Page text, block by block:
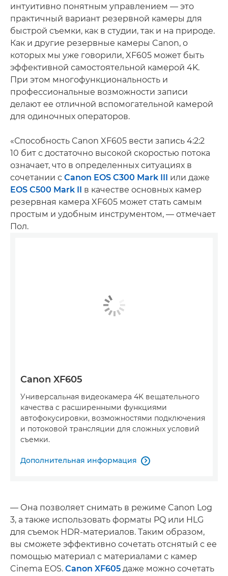
интуитивно понятным управлением — это
практичный вариант резервной камеры для
быстрой съемки, как в студии, так и на природе.
Как и другие резервные камеры Canon, о
которых мы уже говорили, XF605 может быть
эффективной самостоятельной камерой 4K.
При этом многофункциональность и
профессиональные возможности записи
делают ее отличной вспомогательной камерой
для одиночных операторов.
«Способность Canon XF605 вести запись 4:2:2
10 бит с достаточно высокой скоростью потока
означает, что в определенных ситуациях в
сочетании с Canon EOS C300 Mark III или даже
EOS C500 Mark II в качестве основных камер
резервная камера XF605 может стать самым
простым и удобным инструментом, — отмечает
Пол.
Canon XF605
Универсальная видеокамера 4K вещательного
качества с расширенными функциями
автофокусировки, возможностями подключения
и потоковой трансляции для сложных условий
съемки.
Дополнительная информация 
— Она позволяет снимать в режиме Canon Log
3, а также использовать форматы PQ или HLG
для съемок HDR-материалов. Таким образом,
вы сможете эффективно сочетать отснятый с ее
помощью материал с материалами с камер
Cinema EOS. Canon XF605 даже можно сочетать